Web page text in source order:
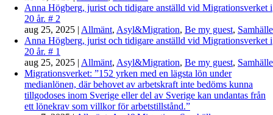
Anna Högberg, jurist och tidigare anställd vid Migrationsverket i
20 år. # 2
aug 25, 2025 | Allmänt, Asyl&Migration, Be my guest, Samhälle
Anna Högberg, jurist och tidigare anställd vid Migrationsverket i
20 år. # 1
aug 25, 2025 | Allmänt, Asyl&Migration, Be my guest, Samhälle
Migrationsverket: ”152 yrken med en lägsta lön under
medianlönen, där behovet av arbetskraft inte bedöms kunna
tillgodoses inom Sverige eller del av Sverige kan undantas från
ett lönekrav som villkor för arbetstillstånd.”